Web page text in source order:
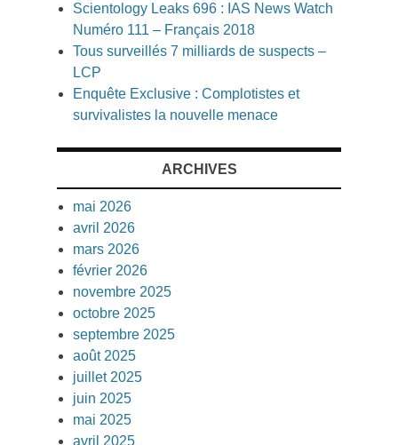
Scientology Leaks 696 : IAS News Watch
Numéro 111 – Français 2018
Tous surveillés 7 milliards de suspects –
LCP
Enquête Exclusive : Complotistes et
survivalistes la nouvelle menace
ARCHIVES
mai 2026
avril 2026
mars 2026
février 2026
novembre 2025
octobre 2025
septembre 2025
août 2025
juillet 2025
juin 2025
mai 2025
avril 2025